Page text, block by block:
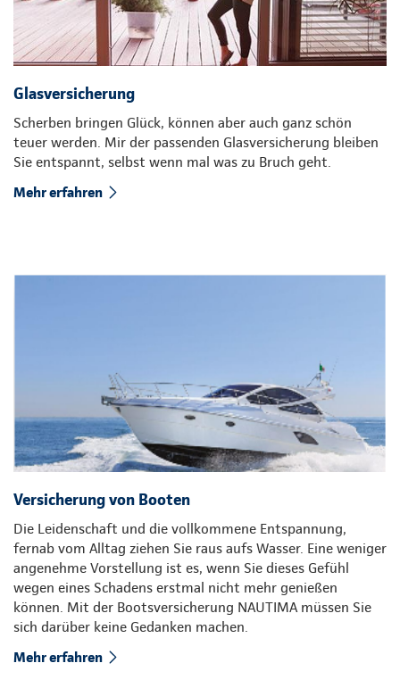
Glasversicherung
Scherben bringen Glück, können aber auch ganz schön
teuer werden. Mir der passenden Glasversicherung bleiben
Sie entspannt, selbst wenn mal was zu Bruch geht.
Mehr erfahren
Versicherung von Booten
Die Leidenschaft und die vollkommene Entspannung,
fernab vom Alltag ziehen Sie raus aufs Wasser. Eine weniger
angenehme Vorstellung ist es, wenn Sie dieses Gefühl
wegen eines Schadens erstmal nicht mehr genießen
können. Mit der Bootsversicherung NAUTIMA müssen Sie
sich darüber keine Gedanken machen.
Mehr erfahren